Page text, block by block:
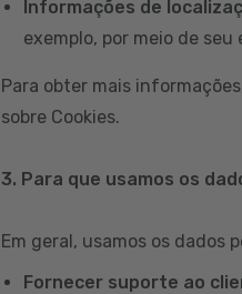
Informações de
exemplo, por meio de seu
Para obter mais
sobre Cookies.
3. Para que usamos os
Em geral, usamos os dados
Fornecer suporte ao